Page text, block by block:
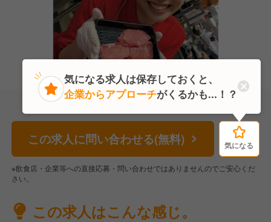
この求人に問い合わせる(無料) 気になる
※飲食店・企業等への直接応募・問い合わせではありませんのでご安心くだ
さい。
この求人はこんな感じ。
気になる
気になる求人は保存しておくと、
企業からアプローチがくるかも...！？